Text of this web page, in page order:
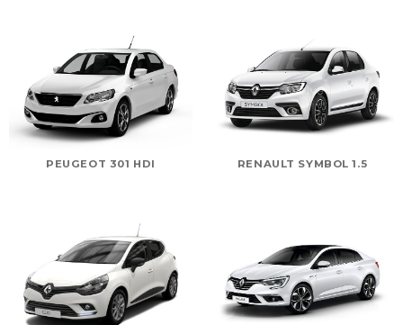
PEUGEOT 301 HDI RENAULT SYMBOL 1.5